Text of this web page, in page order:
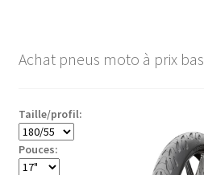
Achat pneus moto à prix bas
Taille/profil:
Pouces: